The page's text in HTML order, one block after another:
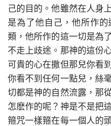
己的目的。他雖然在人身
是為了他自己，他所作
類，他所作的這一切是為
不走上歧途。那神的這份
可貴的心在撒但那兒你看
你看不到任何一點兒，絲
切都是神的自然流露，那
怎麽作的呢？神是不是把
箍咒一樣箍在每一個人的